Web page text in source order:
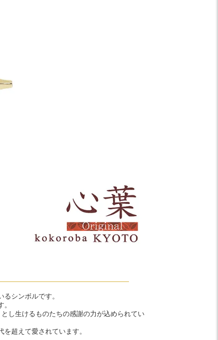
シンボルです。
し生けるものたちの感謝の力が込められてい
超えて愛されています。